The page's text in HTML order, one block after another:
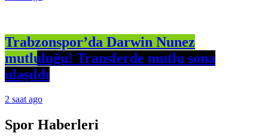
Trabzonspor’da Darwin Nunez
mutluluğu! Transferde mutlu sona
ulaşıldı
2 saat ago
Spor Haberleri